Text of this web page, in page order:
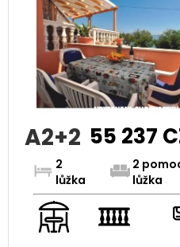
A2+2 55 237
2
lůžka
2
lůžka